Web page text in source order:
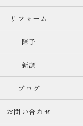
リフォーム
障子
新調
ブログ
お問い合わせ